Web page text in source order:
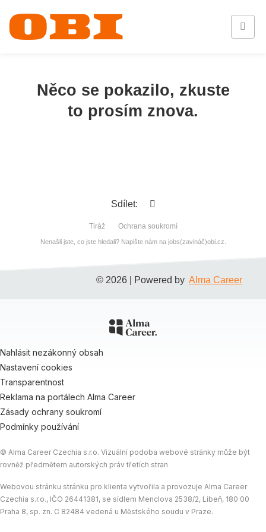
Něco se pokazilo, zkuste
to prosím znova.
Sdílet:
Tiráž Ochrana soukromí
Nenašli jste, co jste hledali? Napište nám na jobs(zavináč)obi.cz.
© 2026 | Powered by Alma Career
Nahlásit nezákonný obsah
Nastavení cookies
Transparentnost
Reklama na portálech Alma Career
Zásady ochrany soukromí
Podmínky používání
© Alma Career Czechia s.r.o. Vizuální podoba webové stránky může být
rovněž předmětem autorských práv třetích stran
Webovou stránku stránku pro klienta vytvořila a provozuje Alma Career
Czechia s.r.o., IČO 26441381, se sídlem Menclova 2538/2, Libeň, 180 00
Praha 8, sp. zn. C 82484 vedená u Městského soudu v Praze.